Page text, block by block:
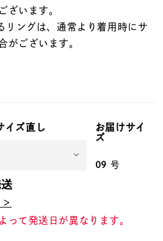
庫ありのみ すべて表示
ざいます。
ングは、通常より着用時にサ
がございます。
イズ直し
お届けサイ
ズ
09 号
って発送日が異なります。